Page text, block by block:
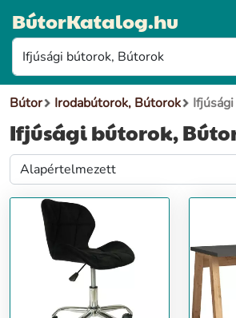
BútorKatalog.hu
Bútor Irodabútorok, Bútorok
Ifjúsági bútorok,